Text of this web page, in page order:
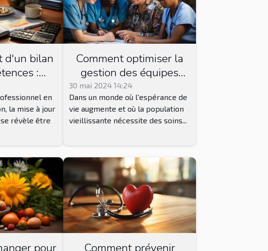
d'un bilan
:
en
la mise à jour
révèle être
Comment optimiser la
gestion des équipes
pluridisciplinaires dans
les maisons de retraite
pour améliorer la qualité
30 mai 2024 14:24
Dans un monde où l'espérance de
vie augmente et où la population
vieillissante nécessite des soins...
pour Comment prévenir